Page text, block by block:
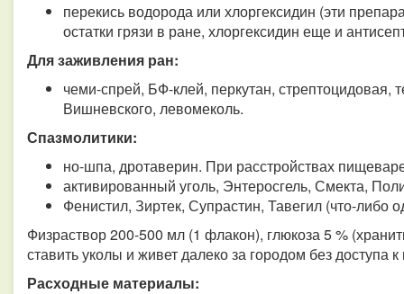
перекись водорода или хлоргексидин (эти
остатки грязи в ране, хлоргексидин еще и
Для заживления ран:
чеми-спрей, БФ-клей, перкутан, стрептоцидовая,
Вишневского, левомеколь.
Спазмолитики:
но-шпа, дротаверин. При расстройствах
активированный уголь, Энтеросгель, Смекта,
Фенистил, Зиртек, Супрастин, Тавегил (что-либо
Физраствор 200-500 мл (1 флакон), глюкоза 5 %
ставить уколы и живет далеко за городом без доступа
Расходные материалы: